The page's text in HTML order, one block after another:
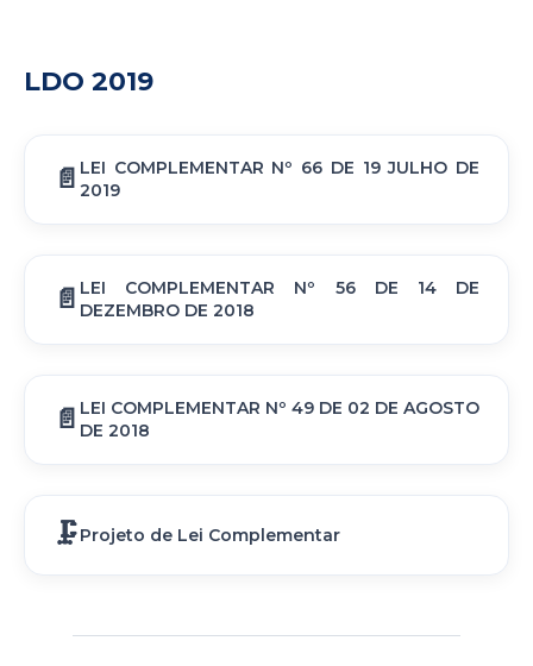
LDO 2019
LEI COMPLEMENTAR Nº 66 DE 19 JULHO DE
2019
LEI COMPLEMENTAR Nº 56 DE 14 DE
DEZEMBRO DE 2018
LEI COMPLEMENTAR Nº 49 DE 02 DE AGOSTO
DE 2018
Projeto de Lei Complementar